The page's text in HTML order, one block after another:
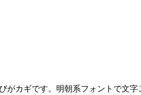
がカギです。明朝系フォントで文字